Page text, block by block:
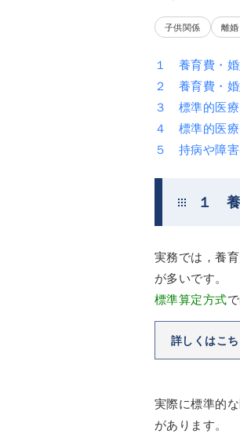
子供関係 離
１ 養育費・婚
２ 養育費・婚
３ 標準的医療
４ 標準的医療
５ 持病や障害
１ 養
実務では，養
が多いです。
標準算定方式
詳しくはこ
実際に標準的
があります。